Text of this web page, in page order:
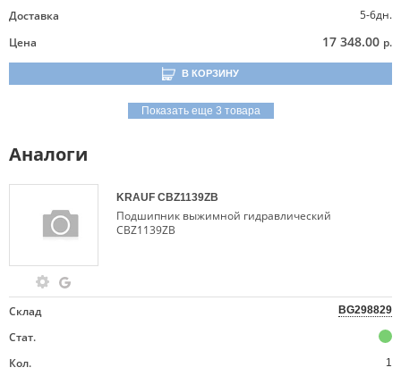
Доставка
5-6дн.
Цена
17 348.00 р.
В КОРЗИНУ
Показать еще 3 товара
Аналоги
KRAUF CBZ1139ZB
Подшипник выжимной гидравлический
CBZ1139ZB
Склад BG298829
Стат.
Кол.
1